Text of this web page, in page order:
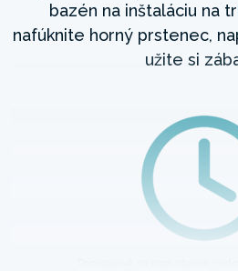
bazén na inštaláciu na
nafúknite horný prstenec,
užite si